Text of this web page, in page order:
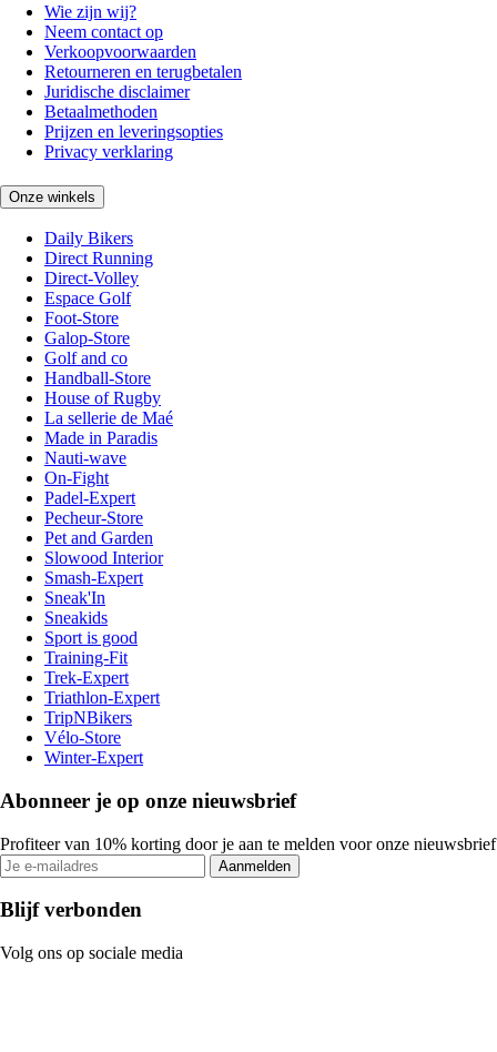
Wie zijn wij?
Neem contact op
Verkoopvoorwaarden
Retourneren en terugbetalen
Juridische disclaimer
Betaalmethoden
Prijzen en leveringsopties
Privacy verklaring
Onze winkels
Daily Bikers
Direct Running
Direct-Volley
Espace Golf
Foot-Store
Galop-Store
Golf and co
Handball-Store
House of Rugby
La sellerie de Maé
Made in Paradis
Nauti-wave
On-Fight
Padel-Expert
Pecheur-Store
Pet and Garden
Slowood Interior
Smash-Expert
Sneak'In
Sneakids
Sport is good
Training-Fit
Trek-Expert
Triathlon-Expert
TripNBikers
Vélo-Store
Winter-Expert
Abonneer je op onze nieuwsbrief
Profiteer van 10% korting door je aan te melden voor onze nieuwsbrief
Aanmelden
Blijf verbonden
Volg ons op sociale media